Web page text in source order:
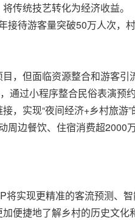
传统技艺转化为经济收益。
待游客量突破50万人次，
，但面临资源整合和游客引
通过小程序整合民俗表演
，实现“夜间经济+乡村旅游”
边餐饮、住宿消费超2000万
实现更精准的客流预测、
便捷地了解乡村的历史文